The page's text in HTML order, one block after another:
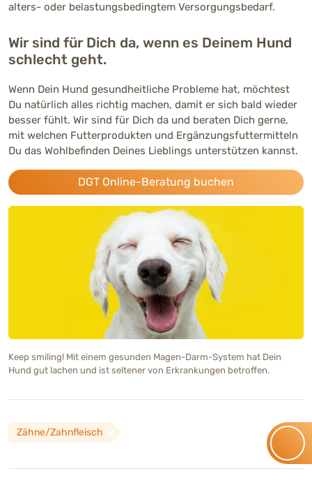
alters- oder belastungsbedingtem Versorgungsbedarf.
Wir sind für Dich da, wenn es Deinem Hund
schlecht geht.
Wenn Dein Hund gesundheitliche Probleme hat, möchtest
Du natürlich alles richtig machen, damit er sich bald wieder
besser fühlt. Wir sind für Dich da und beraten Dich gerne,
mit welchen Futterprodukten und Ergänzungsfuttermitteln
Du das Wohlbefinden Deines Lieblings unterstützen kannst.
DGT Online-Beratung buchen
Keep smiling! Mit einem gesunden Magen-Darm-System hat Dein
Hund gut lachen und ist seltener von Erkrankungen betroffen.
Zähne/Zahnfleisch